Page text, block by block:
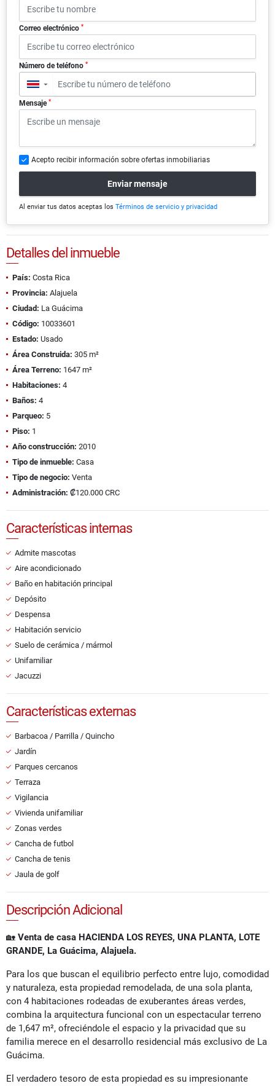
Correo electrónico *
Número de teléfono *
▼
Mensaje *
Acepto recibir información sobre ofertas inmobiliarias
Enviar mensaje
Al enviar tus datos aceptas los Términos de servicio y privacidad
Detalles del inmueble
País: Costa Rica
Provincia: Alajuela
Ciudad: La Guácima
Código: 10033601
Estado: Usado
Área Construida: 305 m²
Área Terreno: 1647 m²
Habitaciones: 4
Baños: 4
Parqueo: 5
Piso: 1
Año construcción: 2010
Tipo de inmueble: Casa
Tipo de negocio: Venta
Administración: ₡120.000 CRC
Características internas
Admite mascotas
Aire acondicionado
Baño en habitación principal
Depósito
Despensa
Habitación servicio
Suelo de cerámica / mármol
Unifamiliar
Jacuzzi
Características externas
Barbacoa / Parrilla / Quincho
Jardín
Parques cercanos
Terraza
Vigilancia
Vivienda unifamiliar
Zonas verdes
Cancha de futbol
Cancha de tenis
Jaula de golf
Descripción Adicional
🏡 Venta de casa HACIENDA LOS REYES, UNA PLANTA, LOTE
GRANDE, La Guácima, Alajuela.
Para los que buscan el equilibrio perfecto entre lujo, comodidad
y naturaleza, esta propiedad remodelada, de una sola planta,
con 4 habitaciones rodeadas de exuberantes áreas verdes,
combina la arquitectura funcional con un espectacular terreno
de 1,647 m², ofreciéndole el espacio y la privacidad que su
familia merece en el desarrollo residencial más exclusivo de La
Guácima.
El verdadero tesoro de esta propiedad es su impresionante